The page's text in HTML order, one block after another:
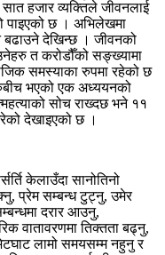
सात हजार व्यक्तिले जीवनलाई
पाइएको छ । अभिलेखमा
देखिन्छ । जीवनको
त करोडौँको सङ्ख्यामा
समस्याका रुपमा रहेको छ
भएको एक अध्ययनको
सोच राख्दछ भने ११
देखाइएको छ ।
केलाउँदा सानोतिनो
प्रेम सम्बन्ध टुट्नु, उमेर
दरार आउनु,
वातावरणमा तिक्तता बढ्नु,
लामो समयसम्म नहुनु र